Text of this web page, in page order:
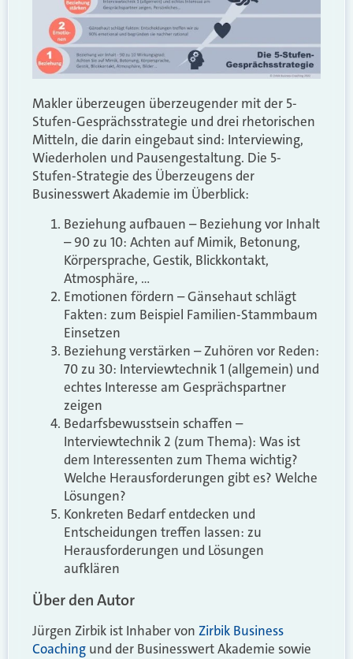
Makler überzeugen überzeugender mit der 5-
Stufen-Gesprächsstrategie und drei rhetorischen
Mitteln, die darin eingebaut sind: Interviewing,
Wiederholen und Pausengestaltung. Die 5-
Stufen-Strategie des Überzeugens der
Businesswert Akademie im Überblick:
Beziehung aufbauen – Beziehung vor Inhalt
– 90 zu 10: Achten auf Mimik, Betonung,
Körpersprache, Gestik, Blickkontakt,
Atmosphäre, …
Emotionen fördern – Gänsehaut schlägt
Fakten: zum Beispiel Familien-Stammbaum
Einsetzen
Beziehung verstärken – Zuhören vor Reden:
70 zu 30: Interviewtechnik 1 (allgemein) und
echtes Interesse am Gesprächspartner
zeigen
Bedarfsbewusstsein schaffen –
Interviewtechnik 2 (zum Thema): Was ist
dem Interessenten zum Thema wichtig?
Welche Herausforderungen gibt es? Welche
Lösungen?
Konkreten Bedarf entdecken und
Entscheidungen treffen lassen: zu
Herausforderungen und Lösungen
aufklären
Über den Autor
Jürgen Zirbik ist Inhaber von Zirbik Business
Coaching und der Businesswert Akademie sowie